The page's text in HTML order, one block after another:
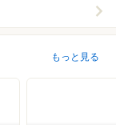
もっと見る